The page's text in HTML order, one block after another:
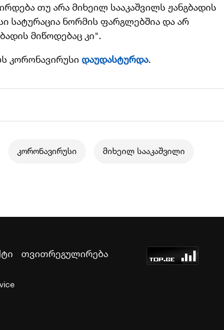
თუ არა მიხეილ სააკაშვილს ჟანგბადის
სატურაცია ნორმის ფარგლებშია და არ
მიწოდებაც კი".
კორონავირუსიდაუდასტურდა.
კორონავირუსი მიხეილ სააკაშვილი
თვითრეგულირება